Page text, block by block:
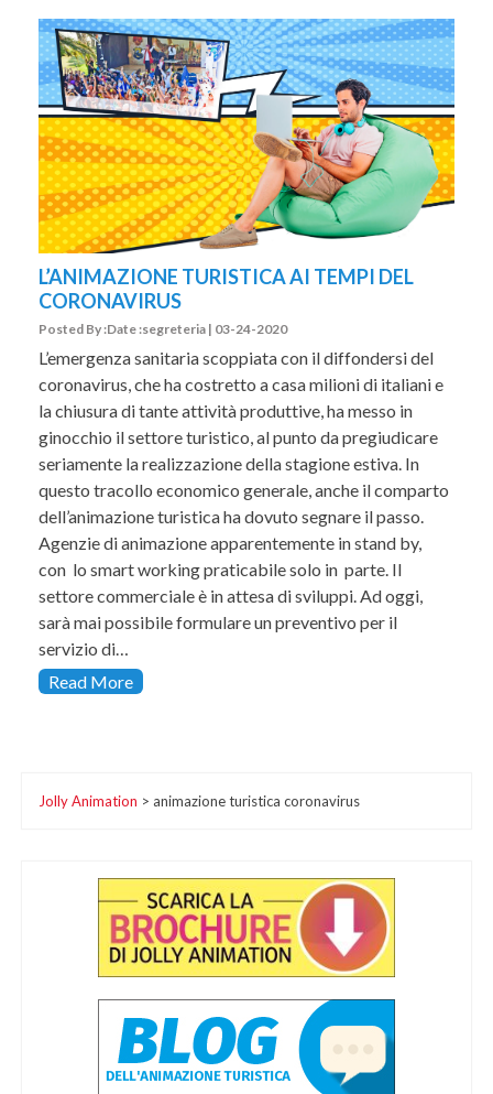
L’ANIMAZIONE TURISTICA AI TEMPI DEL
CORONAVIRUS
Posted By :Date :segreteria | 03-24-2020
L’emergenza sanitaria scoppiata con il diffondersi del
coronavirus, che ha costretto a casa milioni di italiani e
la chiusura di tante attività produttive, ha messo in
ginocchio il settore turistico, al punto da pregiudicare
seriamente la realizzazione della stagione estiva. In
questo tracollo economico generale, anche il comparto
dell’animazione turistica ha dovuto segnare il passo.
Agenzie di animazione apparentemente in stand by,
con lo smart working praticabile solo in parte. Il
settore commerciale è in attesa di sviluppi. Ad oggi,
sarà mai possibile formulare un preventivo per il
servizio di…
Read More
Jolly Animation > animazione turistica coronavirus